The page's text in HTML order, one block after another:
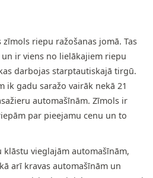
riepu ražošanas jomā. Tas
ir viens no lielākajiem riepu
darbojas starptautiskajā tirgū.
ik gadu saražo vairāk nekā 21
automašīnām. Zīmols ir
par pieejamu cenu un to
klāstu vieglajām automašīnām,
arī kravas automašīnām un